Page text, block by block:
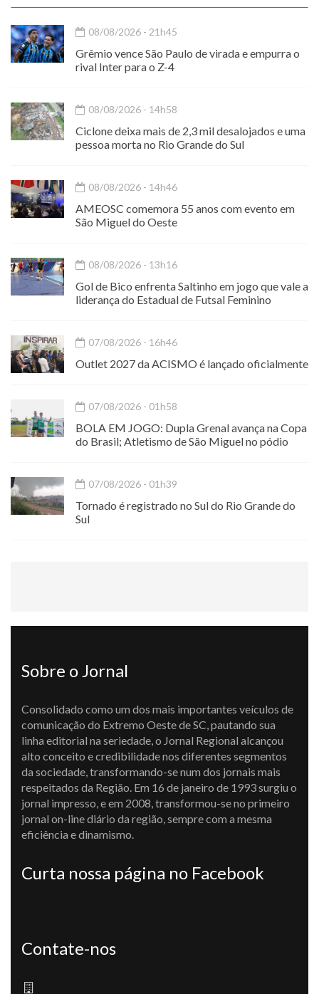
08/08/2026 - 21h45
Grêmio vence São Paulo de virada e empurra o
rival Inter para o Z-4
08/08/2026 - 14h58
Ciclone deixa mais de 2,3 mil desalojados e uma
pessoa morta no Rio Grande do Sul
08/08/2026 - 14h46
AMEOSC comemora 55 anos com evento em
São Miguel do Oeste
08/08/2026 - 13h16
Gol de Bico enfrenta Saltinho em jogo que vale a
liderança do Estadual de Futsal Feminino
07/08/2026 - 16h46
Outlet 2027 da ACISMO é lançado oficialmente
07/08/2026 - 01h58
BOLA EM JOGO: Dupla Grenal avança na Copa
do Brasil; Atletismo de São Miguel no pódio
07/08/2026 - 01h39
Tornado é registrado no Sul do Rio Grande do
Sul
Sobre o Jornal
Consolidado como um dos mais importantes veículos de
comunicação do Extremo Oeste de SC, pautando sua
linha editorial na seriedade, o Jornal Regional alcançou
alto conceito e credibilidade nos diferentes segmentos
da sociedade, transformando-se num dos jornais mais
respeitados da Região. Em 16 de janeiro de 1993 surgiu o
jornal impresso, e em 2008, transformou-se no primeiro
jornal on-line diário da região, sempre com a mesma
eficiência e dinamismo.
Curta nossa página no Facebook
Contate-nos